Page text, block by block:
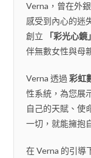
Verna，曾在外
感受到內心的迷
創立
「彩光心鏡」
伴無數女性與母
Verna 透過彩虹
性系統，為您展
自己的天賦、使
一切，就能擁抱
在 Verna 的引導